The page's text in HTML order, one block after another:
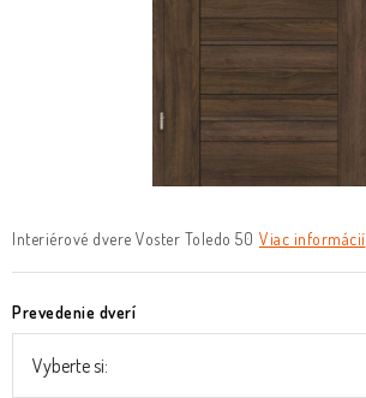
Interiérové dvere Voster Toledo 50 Viac informácií
Prevedenie dverí